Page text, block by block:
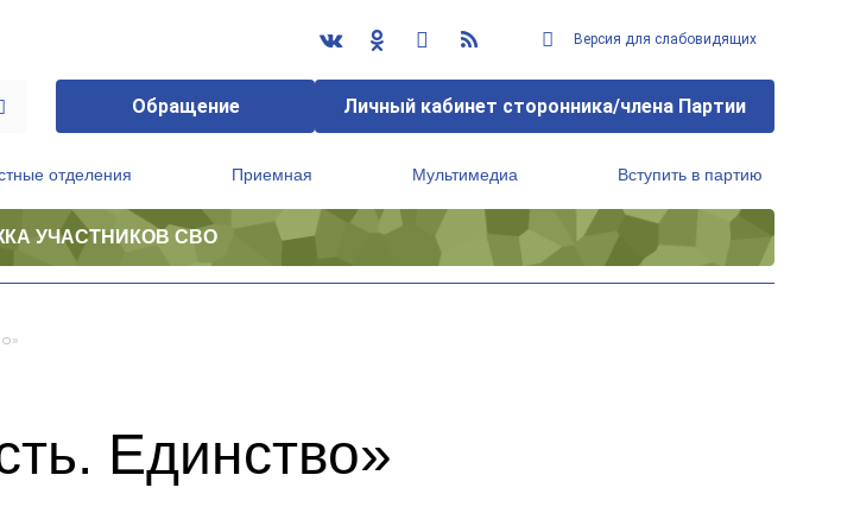
Версия для слабовидящих
Обращение Личный кабинет сторонника/члена Партии
отделения Приемная Мультимедиа Вступить в партию
УЧАСТНИКОВ СВО
Единство»